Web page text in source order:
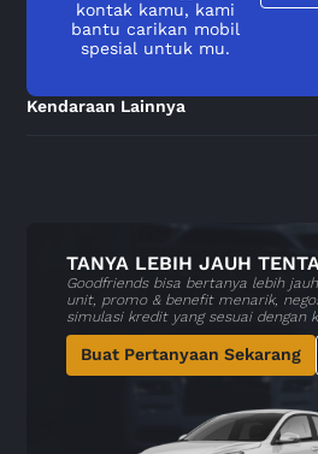
kontak kamu, kami
bantu carikan mobil
spesial untuk mu.
Kendaraan Lainnya
TANYA LEBIH JAUH
Goodfriends bisa bertanya lebih
unit, promo & benefit menarik,
simulasi kredit yang sesuai dengan
Buat Pertanyaan Sekarang